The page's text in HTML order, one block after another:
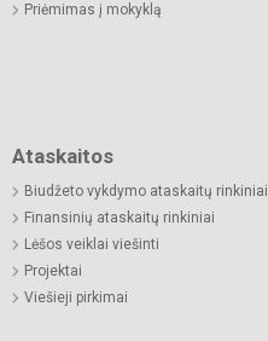
Priėmimas į mokyklą
Ataskaitos
Biudžeto vykdymo ataskaitų rinkiniai
Finansinių ataskaitų rinkiniai
Lėšos veiklai viešinti
Projektai
Viešieji pirkimai